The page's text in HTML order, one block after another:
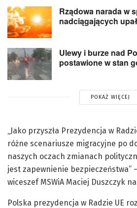
Rządowa narada w
nadciągających
Ulewy i burze nad
postawione w stan
POKAŻ WIĘCEJ
„Jako przyszła Prezydencja w
różne scenariusze migracyjne po
naszych oczach zmianach
jest zapewnienie bezpieczeństwa”
wiceszef MSWiA Maciej Duszczyk
Polska prezydencja w Radzie UE